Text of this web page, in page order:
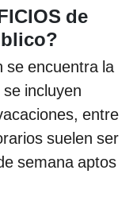
de
se encuentra la
incluyen
entre
suelen ser
semana aptos